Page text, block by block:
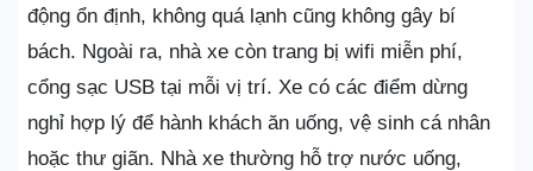
động ổn định, không quá lạnh cũng không gây bí
bách. Ngoài ra, nhà xe còn trang bị wifi miễn phí,
cổng sạc USB tại mỗi vị trí. Xe có các điểm dừng
nghỉ hợp lý để hành khách ăn uống, vệ sinh cá nhân
hoặc thư giãn. Nhà xe thường hỗ trợ nước uống,